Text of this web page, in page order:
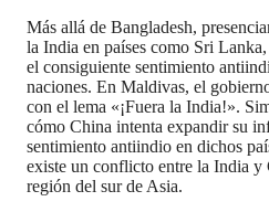
Más allá de Bangladesh,
la India en países como Sri
el consiguiente sentimiento
naciones. En Maldivas, el
con el lema «¡Fuera la India!».
cómo China intenta expandir su
sentimiento antiindio en dichos
existe un conflicto entre la India
región del sur de Asia.